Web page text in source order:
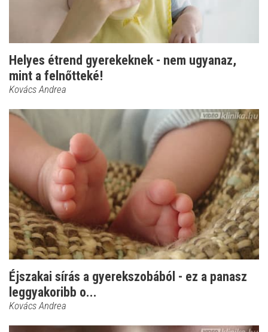
Helyes étrend gyerekeknek - nem ugyanaz,
mint a felnőtteké!
Kovács Andrea
Éjszakai sírás a gyerekszobából - ez a panasz
leggyakoribb o...
Kovács Andrea